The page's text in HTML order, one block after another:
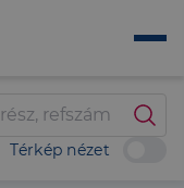
Térkép nézet